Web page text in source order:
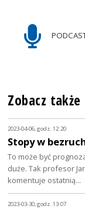
Zobacz także
2023-04-06, godz. 12:20
Stopy w
To może być
duże. Tak profesor
komentuje ostatnią…
2023-03-30, godz. 13:07